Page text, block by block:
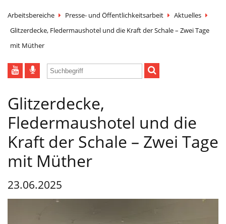
Aktuelles
BLDAM
Arbeitsbereiche
Publikationen
Service
Arbeitsbereiche Presse- und Öffentlichkeitsarbeit
Aktuelles
Glitzerdecke, Fledermaushotel und die Kraft der Schale – Zwei Tage
mit Müther
Glitzerdecke,
Fledermaushotel und die
Kraft der Schale – Zwei Tage
mit Müther
23.06.2025